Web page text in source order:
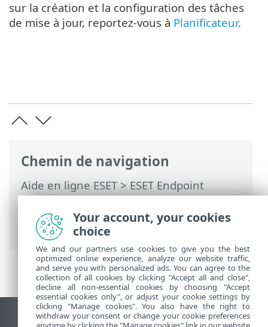
Chemin de navigation
Aide en ligne ESET>ESET Endpoint
Antivirus>Utilisation d'ESET Endpoint
Antivirus
>Mettre à jour > Comment
créer des tâches de mise à jour
sur la création et la configuration des tâches
de mise à jour, reportez-vous à Planificateur.
Afficher le site des postes de travail
Your account, your cookies
choice
We and our partners use cookies to give you the best
optimized online experience, analyze our website traffic,
and serve you with personalized ads. You can agree to the
collection of all cookies by clicking "Accept all and close",
decline all non-essential cookies by choosing "Accept
essential cookies only", or adjust your cookie settings by
clicking "Manage cookies". You also have the right to
withdraw your consent or change your cookie preferences